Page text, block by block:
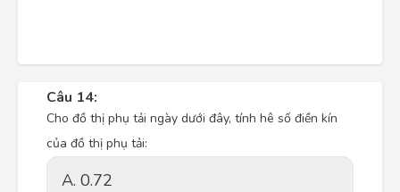
Câu 14:
Cho đồ thị phụ tải ngày dưới đây, tính hê số điền kín
của đồ thị phụ tải:
A. 0.72